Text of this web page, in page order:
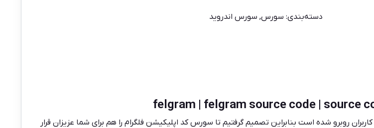
دسته‌بندی: سورس, سورس اندروید
روبرو شده است بنابراین تصمیم گرفتیم تا سورس کد اپلیکیشن فلگرام را هم برای شما عزیزان قرار